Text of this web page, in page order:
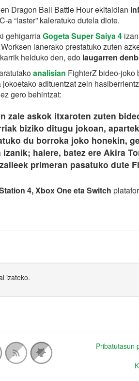
Dragon Ball Battle Hour ekitaldian
a “laster” kaleratuko dutela diote.
gehigarriaGogeta Super Saiya 4
lanerako prestatuko zuten
helduko den, edo laugarren
analisian FighterZ bideo-joko
adituentzat zein
gero behintzat:
zale askok itxaroten zuten
biziko ditugu jokoan,
du borroka joko honekin,
halere, batez ere Akira
primeran pasatuko dute
4, Xbox One eta Switch
izateko.
Pribatutasun